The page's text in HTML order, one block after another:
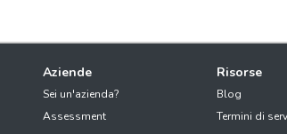
Aziende
Sei un'azienda?
Assessment
Risorse
Blog
Termini di